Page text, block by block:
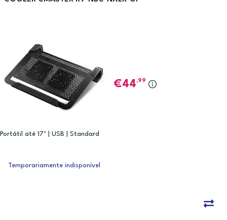
Portátil até 17" | USB | Standard
44,99
Temporariamente indisponível